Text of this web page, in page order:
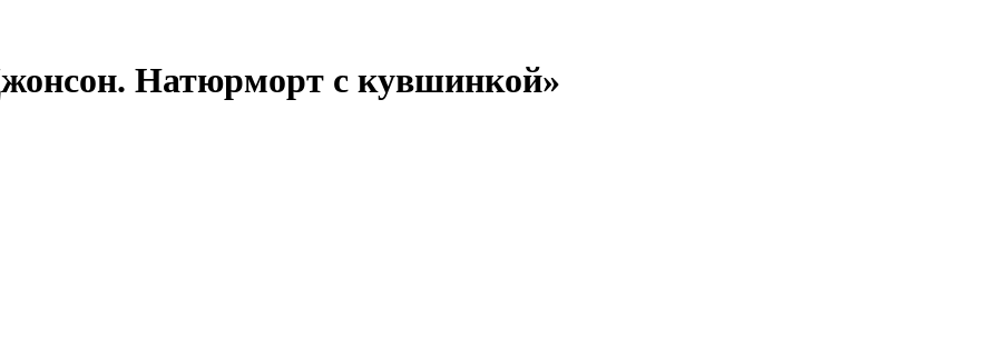
Натюрморт с кувшинкой»